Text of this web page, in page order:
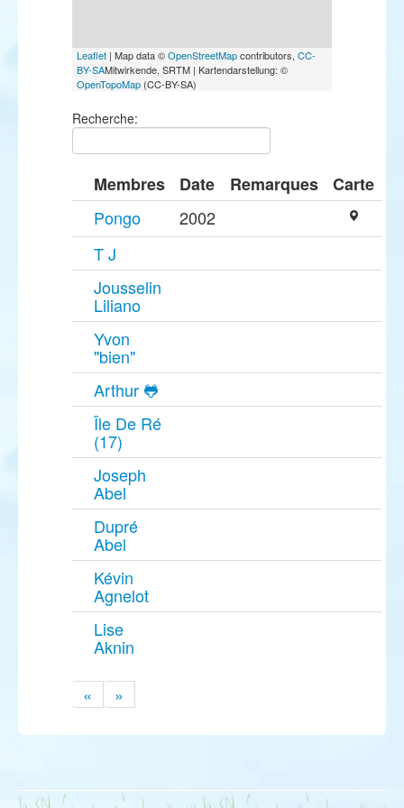
Leaflet | Map data ©OpenStreetMapcontributors, CC-
BY-SAMitwirkende, SRTM | Kartendarstellung: ©
OpenTopoMap (CC-BY-SA)
Recherche:
Membres Date Remarques
Carte
Pongo
2002
T J
Jousselin
Liliano
Yvon
"bien"
Arthur 🐸
Île De Ré
(17)
Joseph
Abel
Dupré
Abel
Kévin
Agnelot
Lise
Aknin
« »